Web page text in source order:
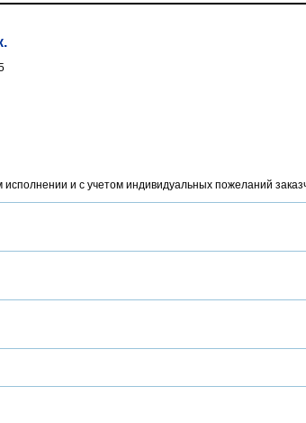
и с учетом индивидуальных пожеланий